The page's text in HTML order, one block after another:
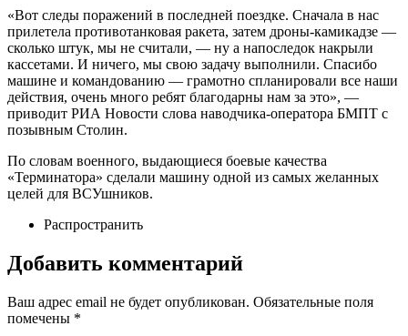
«Вот следы поражений в последней поездке. Сначала в нас
прилетела противотанковая ракета, затем дроны-камикадзе —
сколько штук, мы не считали, — ну а напоследок накрыли
кассетами. И ничего, мы свою задачу выполнили. Спасибо
машине и командованию — грамотно спланировали все наши
действия, очень много ребят благодарны нам за это», —
приводит РИА Новости слова наводчика-оператора БМПТ с
позывным Столин.
По словам военного, выдающиеся боевые качества
«Терминатора» сделали машину одной из самых желанных
целей для ВСУшников.
Распространить
Добавить комментарий
Ваш адрес email не будет опубликован. Обязательные поля
помечены *